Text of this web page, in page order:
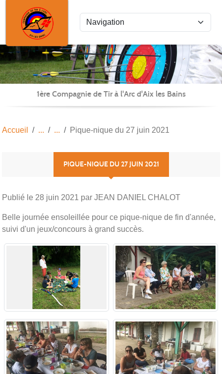
1ère Compagnie de Tir à l'Arc d'Aix les Bains
Accueil Pique-nique du 27 juin 2021
PIQUE-NIQUE DU 27 JUIN 2021
Publié le 28 juin 2021 par JEAN DANIEL CHALOT
Belle journée ensoleillée pour ce pique-nique de fin d'année,
suivi d'un jeux/concours à grand succès.
Panneau de gestion des cookies